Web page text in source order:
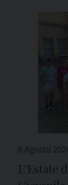
6 Agosto
L’Estate